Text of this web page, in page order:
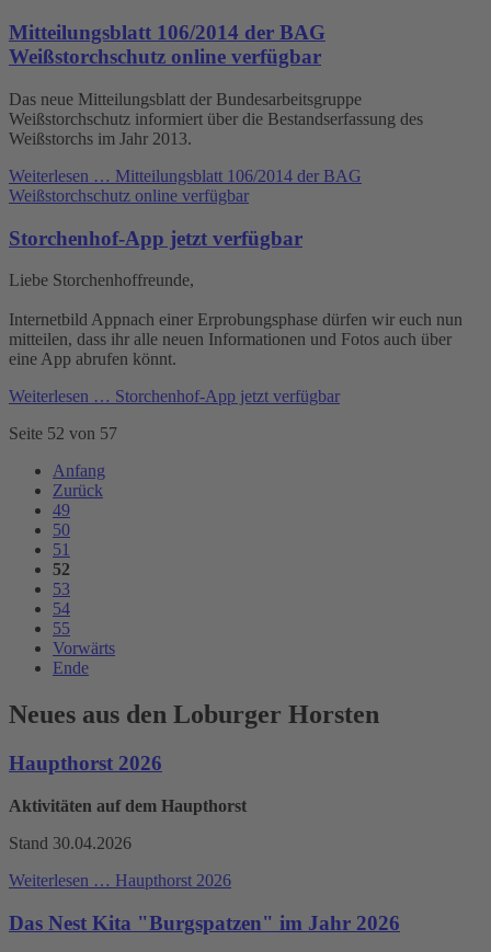
Mitteilungsblatt 106/2014 der BAG
Weißstorchschutz online verfügbar
Das neue Mitteilungsblatt der Bundesarbeitsgruppe
Weißstorchschutz informiert über die Bestandserfassung des
Weißstorchs im Jahr 2013.
Weiterlesen … Mitteilungsblatt 106/2014 der BAG
Weißstorchschutz online verfügbar
Storchenhof-App jetzt verfügbar
Liebe Storchenhoffreunde,
Internetbild Appnach einer Erprobungsphase dürfen wir euch nun
mitteilen, dass ihr alle neuen Informationen und Fotos auch über
eine App abrufen könnt.
Weiterlesen … Storchenhof-App jetzt verfügbar
Seite 52 von 57
Anfang
Zurück
49
50
51
52
53
54
55
Vorwärts
Ende
Neues aus den Loburger Horsten
Haupthorst 2026
Aktivitäten auf dem Haupthorst
Stand 30.04.2026
Weiterlesen … Haupthorst 2026
Das Nest Kita "Burgspatzen" im Jahr 2026